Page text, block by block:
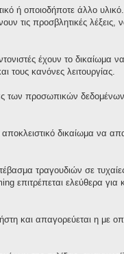
ή οποιοδήποτε άλλο
τις προσβλητικές
έχουν το
τους κανόνες λειτουργίας.
προσωπικών
αποκλειστικό δικαίωμα
τραγουδιών σε
επιτρέπεται ελεύθερα
και απαγορεύεται η με